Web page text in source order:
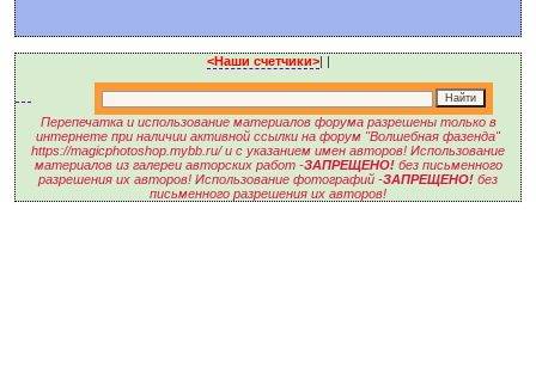
<Наши счетчики>| |
Перепечатка и использование материалов форума разрешены только в
интернете при наличии активной ссылки на форум "Волшебная фазенда"
https://magicphotoshop.mybb.ru/ и с указанием имен авторов! Использование
материалов из галереи авторских работ -ЗАПРЕЩЕНО!без письменного
разрешения их авторов! Использование фотографий -ЗАПРЕЩЕНО! без
письменного разрешения их авторов!